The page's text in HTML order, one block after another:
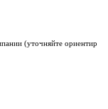
(уточняйте ориентир